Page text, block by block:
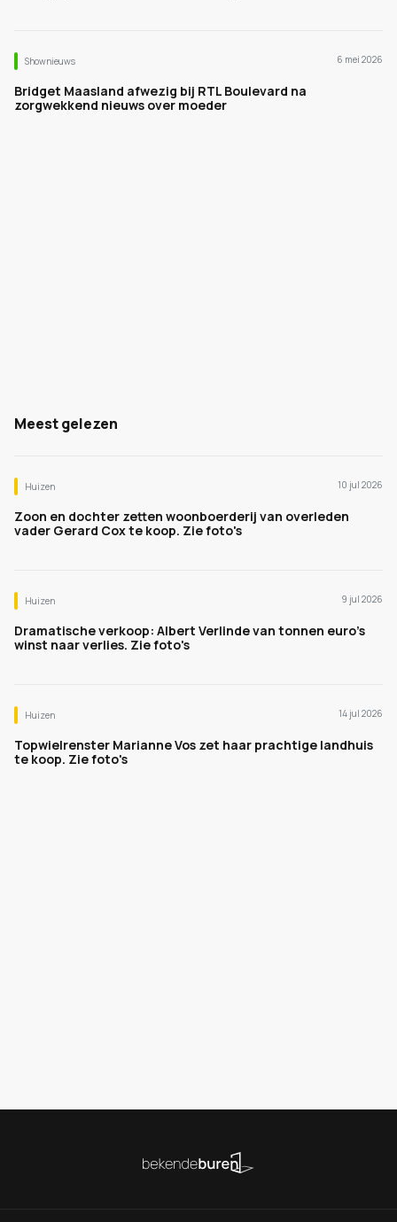
Shownieuws 6 mei 2026
Bridget Maasland afwezig bij RTL Boulevard na
zorgwekkend nieuws over moeder
Meest gelezen
Huizen 10 jul 2026
Zoon en dochter zetten woonboerderij van overleden
vader Gerard Cox te koop. Zie foto's
Huizen 9 jul 2026
Dramatische verkoop: Albert Verlinde van tonnen euro's
winst naar verlies. Zie foto's
Huizen 14 jul 2026
Topwielrenster Marianne Vos zet haar prachtige landhuis
te koop. Zie foto's